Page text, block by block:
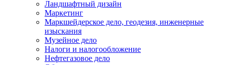
Ландшафтный дизайн
Маркетинг
Маркшейдерское дело, геодезия, инженерные
изыскания
Музейное дело
Налоги и налогообложение
Нефтегазовое дело